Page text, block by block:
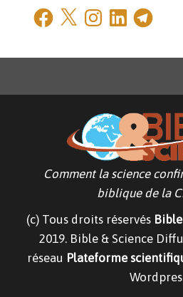
Facebook InstagramLinkedIn Telegram
Comment la science
biblique de la
(c) Tous droits réservés
2019. Bible & Science
réseau Plateforme